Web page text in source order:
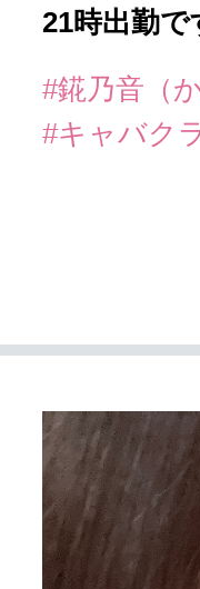
21時出勤で
#錵乃音（
#キャバク